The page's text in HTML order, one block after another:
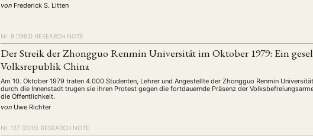
von Frederick S. Litten
Nr. 8 (1983) RESEARCH NOTE
Der Streik der Zhongguo Renmin Universität im Oktober 1979: Ein
Volksrepublik China
Am 10. Oktober 1979 traten 4.000 Studenten, Lehrer und Angestellte der Zhongguo Renmin
durch die Innenstadt trugen sie ihren Protest gegen die fortdauernde Präsenz der
die Öffentlichkeit.
von Uwe Richter
Nr. 137 (2015) RESEARCH NOTE